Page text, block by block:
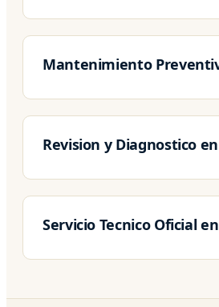
Mantenimiento
Revision y Diagnostico
Servicio Tecnico Oficial